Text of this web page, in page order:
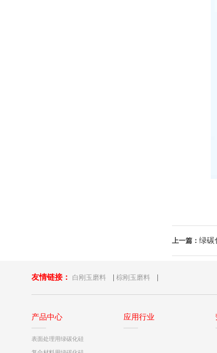
上一篇： 绿碳
友情链接： 白刚玉磨料 | 棕刚玉磨料 |
产品中心
表面处理用绿碳化硅
应用行业